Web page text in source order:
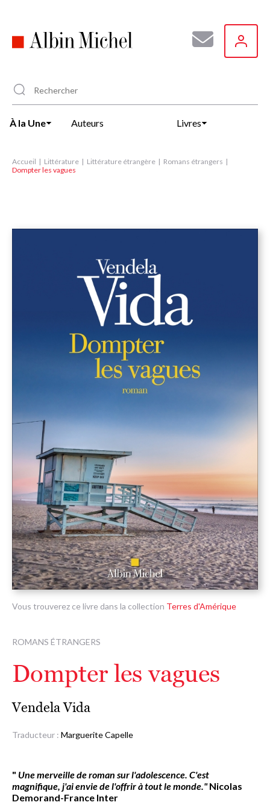
principal
À la Une Auteurs Livres
Accueil Littérature Littérature étrangère
Romans étrangers
Dompter les vagues
Vous trouverez ce livre dans la collection Terres d'Amérique
ROMANS ÉTRANGERS
Dompter les vagues
Vendela Vida
Traducteur : Marguerite Capelle
" Une merveille de roman sur l'adolescence. C'est
magnifique, j'ai envie de l'offrir à tout le monde."Nicolas
Demorand-France Inter